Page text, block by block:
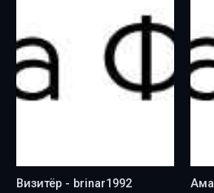
Визитёр - brinar1992